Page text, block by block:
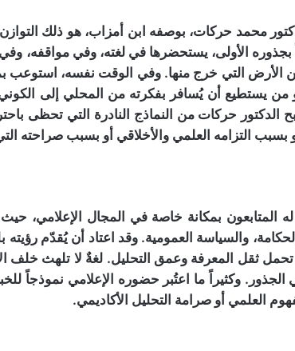
محمد حركات، بوصفه ابن أمزاب، هو ذلك التوازن
الأولى، يستحضرها في لغته، وفي مواقفه،
الأرض التي خرج منها. وفي الوقت نفسه، استوعب
من يستطيع أن يُسافر بفكرته من المحلي إلى
الدكتور حركات من النماذج النادرة التي تحظى
بسبب التزامه العلمي والأخلاقي أو بسبب صراحته
المتابعون بمكانة خاصة في المجال الإعلامي،
والسياسة العمومية. وقد اعتاد أن يُقدّم
تحمل ثقل المعرفة وعمق التحليل. لغةٌ لا تلهث خلف
وكثيراً ما اعتُبر حضوره الإعلامي نموذجاً
العلمي أو صرامة التحليل الأكاديمي.